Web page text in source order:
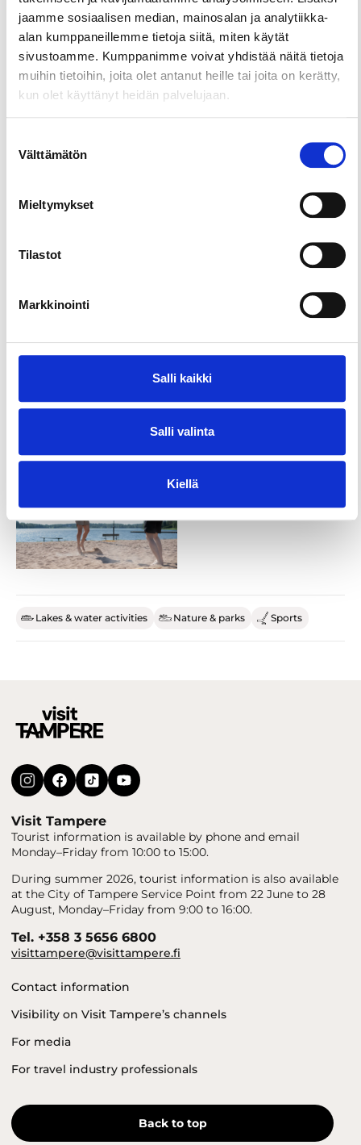
jaamme sosiaalisen median, mainosalan ja analytiikka-
alan kumppaneillemme tietoja siitä, miten käytät
sivustoamme. Kumppanimme voivat yhdistää näitä tietoja
muihin tietoihin, joita olet antanut heille tai joita on kerätty,
kun olet käyttänyt heidän palvelujaan.
valinta
Välttämätön
Mieltymykset
Tilastot
Markkinointi
Salli kaikki
Salli valinta
Kiellä
summer cafe Muru (business is run by local
youths), parking lot (with charging stations) and in
the winter cross-country ski track and a sauna with
ice-hole for winter swimmers.
Lakes & water activities Nature & parks Sports
Visit Tampere
Tourist information is available by phone and email
Monday–Friday from 10:00 to 15:00.
During summer 2026, tourist information is also available
at the City of Tampere Service Point from 22 June to 28
August, Monday–Friday from 9:00 to 16:00.
Tel. +358 3 5656 6800
visittampere@visittampere.fi
Contact information
Visibility on Visit Tampere’s channels
For media
For travel industry professionals
Back to top